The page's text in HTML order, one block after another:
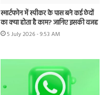
स्मार्टफोन में स्पीकर के पास बने कई छेदों
का क्या होता है काम? जानिए इसकी वजह
5 July 2026 - 9:53 AM